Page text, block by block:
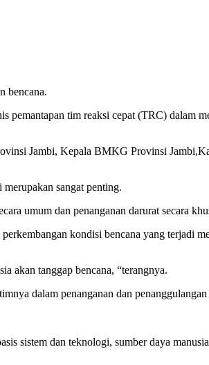
bencana.
tim reaksi cepat (TRC) dalam
Jambi, Kepala BMKG Provinsi
sangat penting.
umum dan penanganan darurat secara
kondisi bencana yang terjadi
akan tanggap bencana, “terangnya.
dalam penanganan dan
sistem dan teknologi, sumber daya